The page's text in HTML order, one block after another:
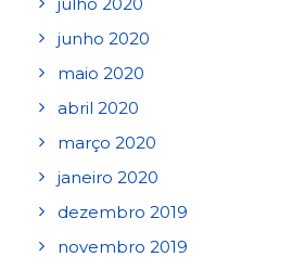
junho 2020
maio 2020
abril 2020
março 2020
janeiro 2020
dezembro 2019
novembro 2019